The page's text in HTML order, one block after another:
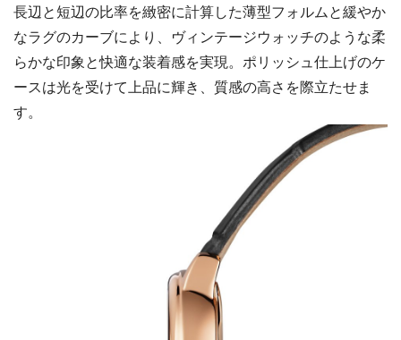
長辺と短辺の比率を緻密に計算した薄型フォルムと緩やか
なラグのカーブにより、ヴィンテージウォッチのような柔
らかな印象と快適な装着感を実現。ポリッシュ仕上げのケ
ースは光を受けて上品に輝き、質感の高さを際立たせま
す。